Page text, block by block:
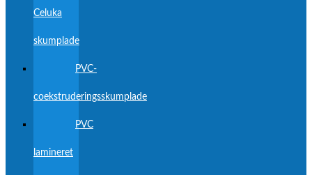
Celuka
skumplade
PVC-
coekstruderingsskumplade
PVC
lamineret